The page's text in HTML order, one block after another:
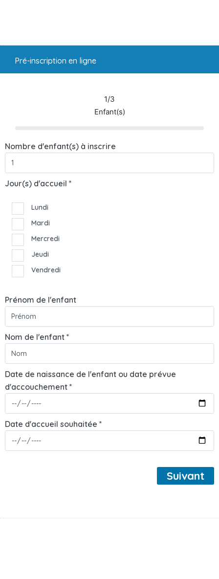
Pré-inscription en ligne
1/3
Enfant(s)
Nombre d'enfant(s) à inscrire
Jour(s) d'accueil *
Lundi
Mardi
Mercredi
Jeudi
Vendredi
Prénom de l'enfant
Nom de l'enfant *
Date de naissance de l'enfant ou date prévue
d'accouchement *
Date d'accueil souhaitée *
Suivant